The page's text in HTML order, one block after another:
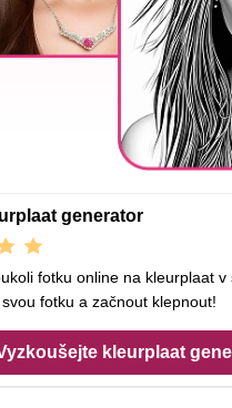
generator
fotku online na kleurplaat v
fotku a začnout klepnout!
kleurplaat